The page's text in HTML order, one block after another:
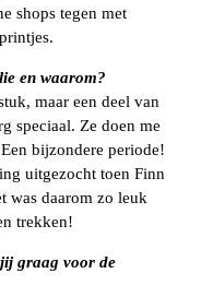
shops tegen met
en waarom?
maar een deel van
speciaal. Ze doen me
bijzondere periode!
uitgezocht toen Finn
was daarom zo leuk
trekken!
graag voor de